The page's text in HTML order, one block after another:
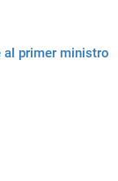
al primer ministro